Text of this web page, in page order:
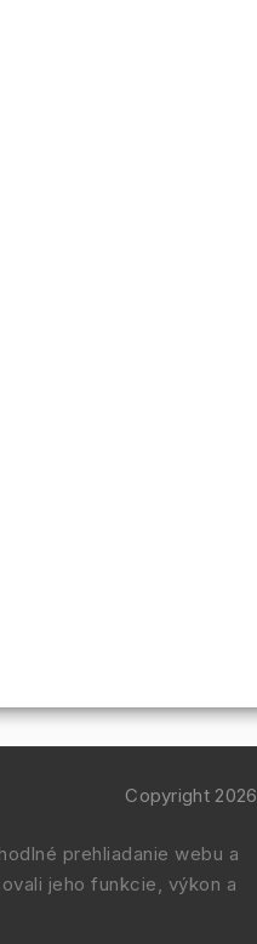
prehliadanie webu a
jeho funkcie, výkon a
Copyright 2026